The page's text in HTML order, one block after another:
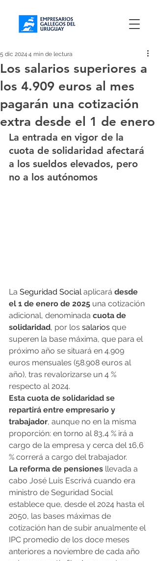
Los salarios superiores a
los 4.909 euros al mes
pagarán una cotización
extra desde el 1 de enero
5 dic 2024 4 min de lectura
La entrada en vigor de la
cuota de solidaridad afectará
a los sueldos elevados, pero
no a los autónomos
La Seguridad Social aplicará desde
el 1 de enero de 2025 una cotización
adicional, denominada cuota de
solidaridad, por los salarios que
superen la base máxima, que para el
próximo año se situará en 4.909
euros mensuales (58.908 euros al
año), tras revalorizarse un 4 %
respecto al 2024.
Esta cuota de solidaridad se
repartirá entre empresario y
trabajador, aunque no en la misma
proporción: en torno al 83,4 % irá a
cargo de la empresa y cerca del 16,6
% correrá a cargo del trabajador.
La reforma de pensiones llevada a
cabo José Luis Escrivá cuando era
ministro de Seguridad Social
establece que, desde el 2024 hasta el
2050, las bases máximas de
cotización han de subir anualmente el
IPC promedio de los doce meses
anteriores a noviembre de cada año